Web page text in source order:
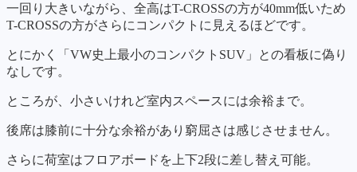
一回り大きいながら、全高はT-CROSSの方が40mm低いため
T-CROSSの方がさらにコンパクトに見えるほどです。
とにかく「VW史上最小のコンパクトSUV」との看板に偽り
なしです。
ところが、小さいけれど室内スペースには余裕まで。
後席は膝前に十分な余裕があり窮屈さは感じさせません。
さらに荷室はフロアボードを上下2段に差し替え可能。